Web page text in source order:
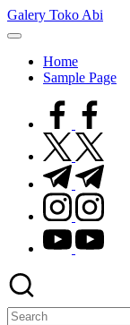
Skip
to
Galery Toko Abi
Home
Sample Page
facebook.com
twitter.com
t.me
instagram.com
youtube.com